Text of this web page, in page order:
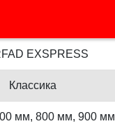
EXSPRESS
Классика
мм, 800 мм, 900 мм